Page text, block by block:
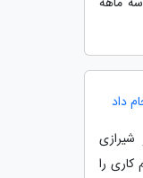
داد
شیرازی
را